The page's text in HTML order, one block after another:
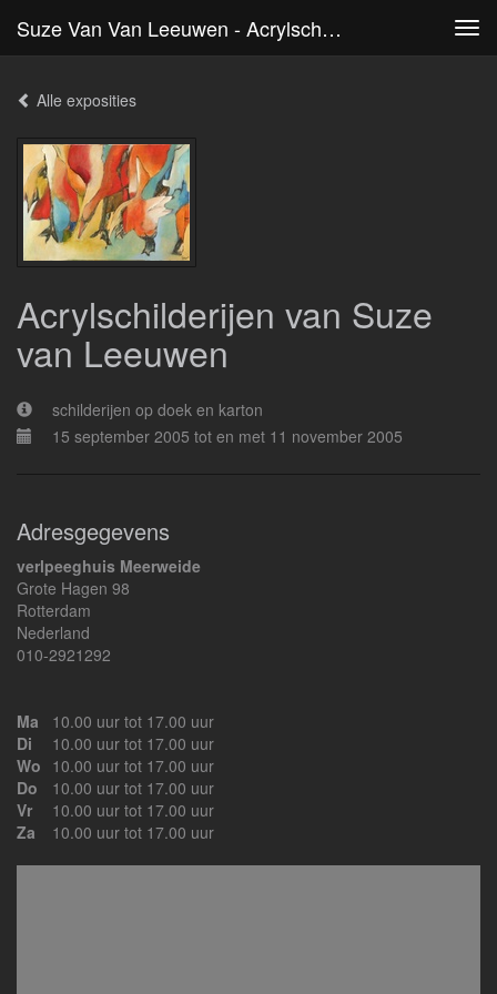
Suze Van Van Leeuwen - Acrylschilderijen Van Suze Van Leeuwen
Alle exposities
Acrylschilderijen van Suze
van Leeuwen
schilderijen op doek en karton
15 september 2005 tot en met 11 november 2005
Adresgegevens
verlpeeghuis Meerweide
Grote Hagen 98
Rotterdam
Nederland
010-2921292
Ma
10.00 uur tot 17.00 uur
Di
10.00 uur tot 17.00 uur
Wo 10.00 uur tot 17.00 uur
Do
10.00 uur tot 17.00 uur
Vr
10.00 uur tot 17.00 uur
Za
10.00 uur tot 17.00 uur